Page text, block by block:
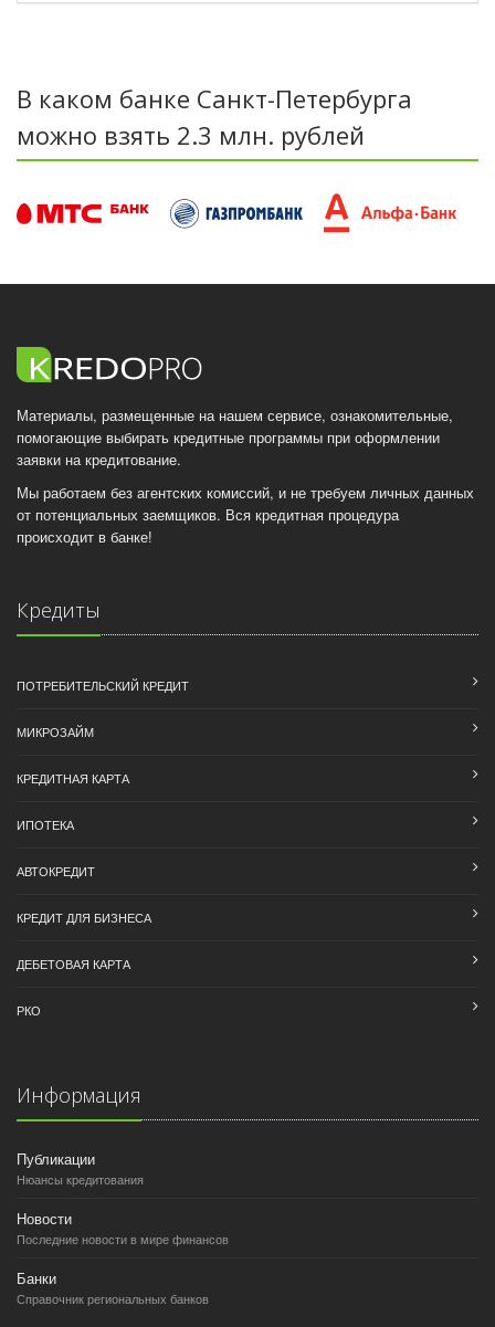
В каком банке Санкт-Петербурга
можно взять 2.3 млн. рублей
Материалы, размещенные на нашем сервисе, ознакомительные,
помогающие выбирать кредитные программы при оформлении
заявки на кредитование.
Мы работаем без агентских комиссий, и не требуем личных данных
от потенциальных заемщиков. Вся кредитная процедура
происходит в банке!
Кредиты
ПОТРЕБИТЕЛЬСКИЙ КРЕДИТ
МИКРОЗАЙМ
КРЕДИТНАЯ КАРТА
ИПОТЕКА
АВТОКРЕДИТ
КРЕДИТ ДЛЯ БИЗНЕСА
ДЕБЕТОВАЯ КАРТА
РКО
Информация
Публикации
Нюансы кредитования
Новости
Последние новости в мире финансов
Банки
Справочник региональных банков